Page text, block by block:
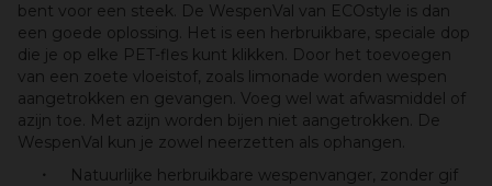
bent voor een steek. De WespenVal van ECOstyle is dan
een goede oplossing. Het is een herbruikbare, speciale dop
die je op elke PET-fles kunt klikken. Door het toevoegen
van een zoete vloeistof, zoals limonade worden wespen
aangetrokken en gevangen. Voeg wel wat afwasmiddel of
azijn toe. Met azijn worden bijen niet aangetrokken. De
WespenVal kun je zowel neerzetten als ophangen.
Natuurlijke herbruikbare wespenvanger, zonder gif